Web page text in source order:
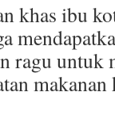
khas ibu
ragu